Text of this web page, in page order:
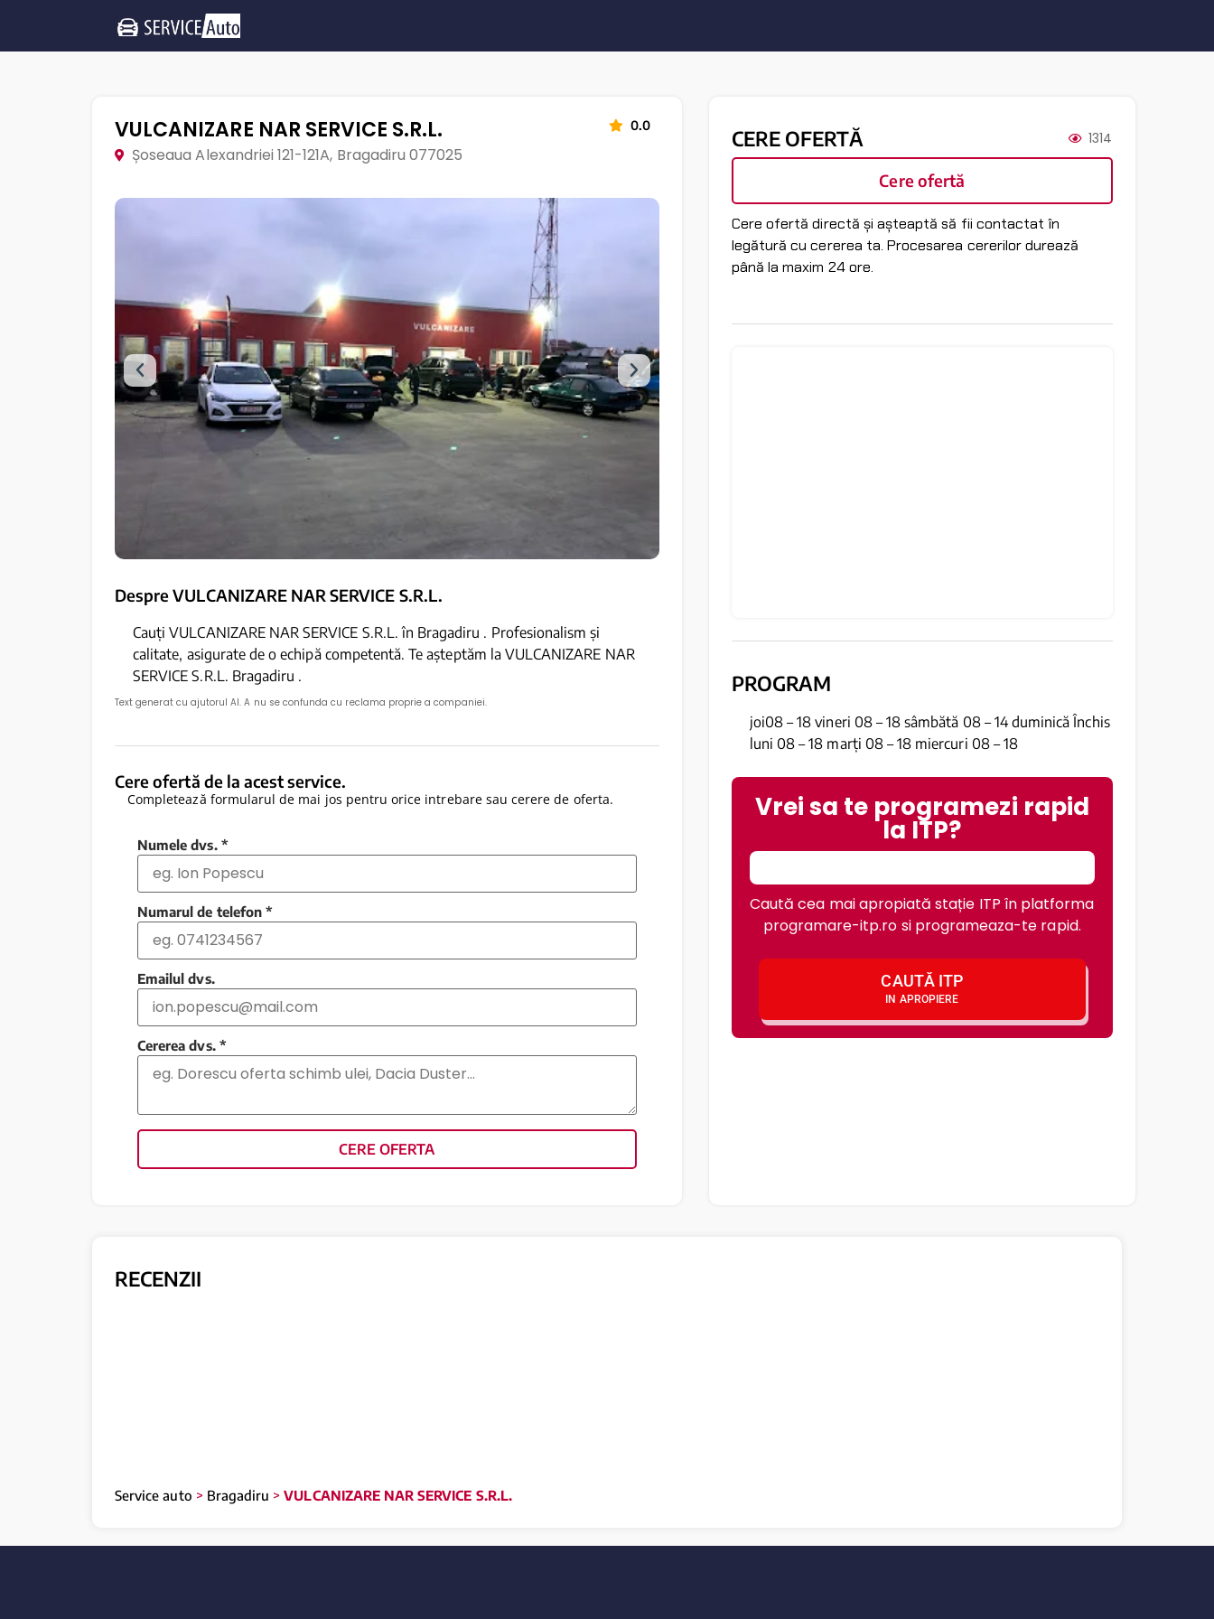
VULCANIZARE NAR SERVICE S.R.L. 0.0
Șoseaua Alexandriei 121-121A, Bragadiru 077025
Despre VULCANIZARE NAR SERVICE S.R.L.
Cauți VULCANIZARE NAR SERVICE S.R.L. în Bragadiru . Profesionalism și
calitate, asigurate de o echipă competentă. Te așteptăm la VULCANIZARE NAR
SERVICE S.R.L. Bragadiru .
Text generat cu ajutorul AI. A nu se confunda cu reclama proprie a companiei.
Cere ofertă de la acest service.
Completează formularul de mai jos pentru orice intrebare sau cerere de oferta.
Numele dvs. *
Numarul de telefon *
Emailul dvs.
Cererea dvs. *
CERE OFERTA
CERE OFERTĂ 1314
Cere ofertă
Cere ofertă directă și așteaptă să fii contactat în
legătură cu cererea ta. Procesarea cererilor durează
până la maxim 24 ore.
PROGRAM
joi08 – 18 vineri 08 – 18 sâmbătă 08 – 14 duminică Închis
luni 08 – 18 marți 08 – 18 miercuri 08 – 18
Vrei sa te programezi rapid
la ITP?
Caută cea mai apropiată stație ITP în platforma
programare-itp.ro si programeaza-te rapid.
CAUTĂ ITP
IN APROPIERE
RECENZII
Service auto > Bragadiru >VULCANIZARE NAR SERVICE S.R.L.